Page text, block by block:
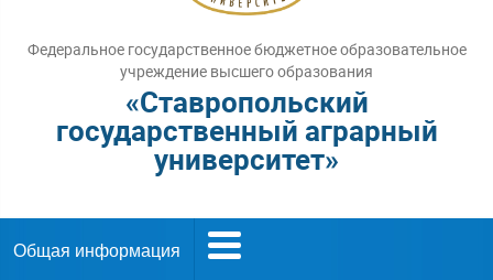
Федеральное государственное бюджетное образовательное
учреждение высшего образования
«Ставропольский
государственный аграрный
университет»
Общая информация